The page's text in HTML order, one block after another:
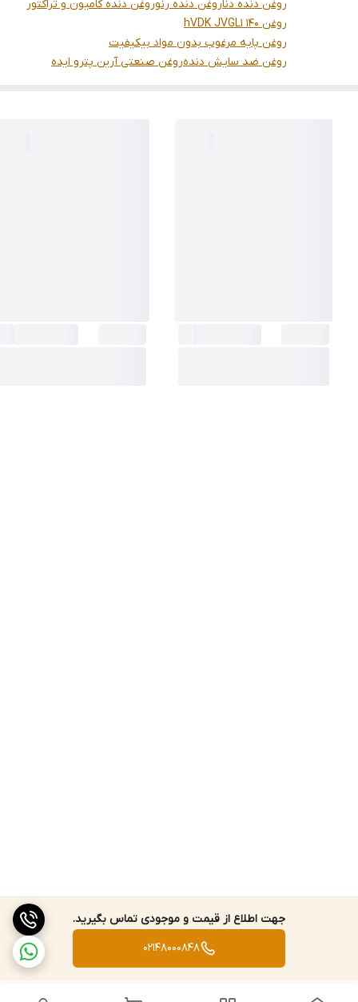
جهت اطلاع از قیمت و موجودی تماس بگیرید.
02148000848
روغن دنده دناروغن دنده رنوروغن دنده کامیون و تراکتور
روغن GL1 140
hVDK JV
روغن پایه مرغوب بدون مواد بیکیفیت
روغن ضد سایش دندهروغن صنعتی آرین پترو ایده